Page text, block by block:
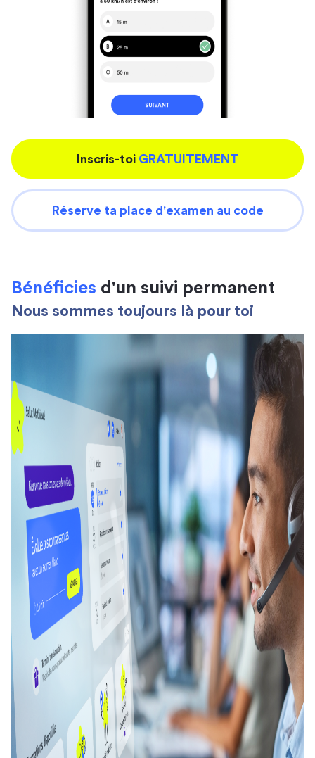
Inscris-toi GRATUITEMENT
Réserve ta place d'examen au code
Bénéficies d'un suivi permanent
Nous sommes toujours là pour toi